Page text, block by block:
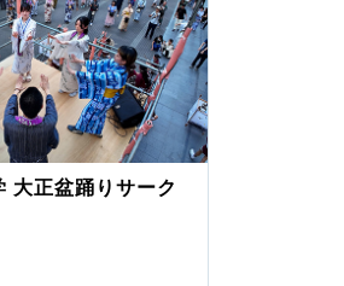
正盆踊りサーク